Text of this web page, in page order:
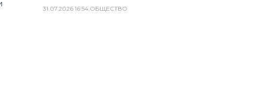
31.07.2026 16:54,ОБЩЕСТВО